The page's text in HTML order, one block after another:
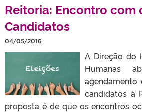
Reitoria: Encontro com
Candidatos
04/05/2016
A Direção do
Humanas
candidatos à
proposta é de que os encontros